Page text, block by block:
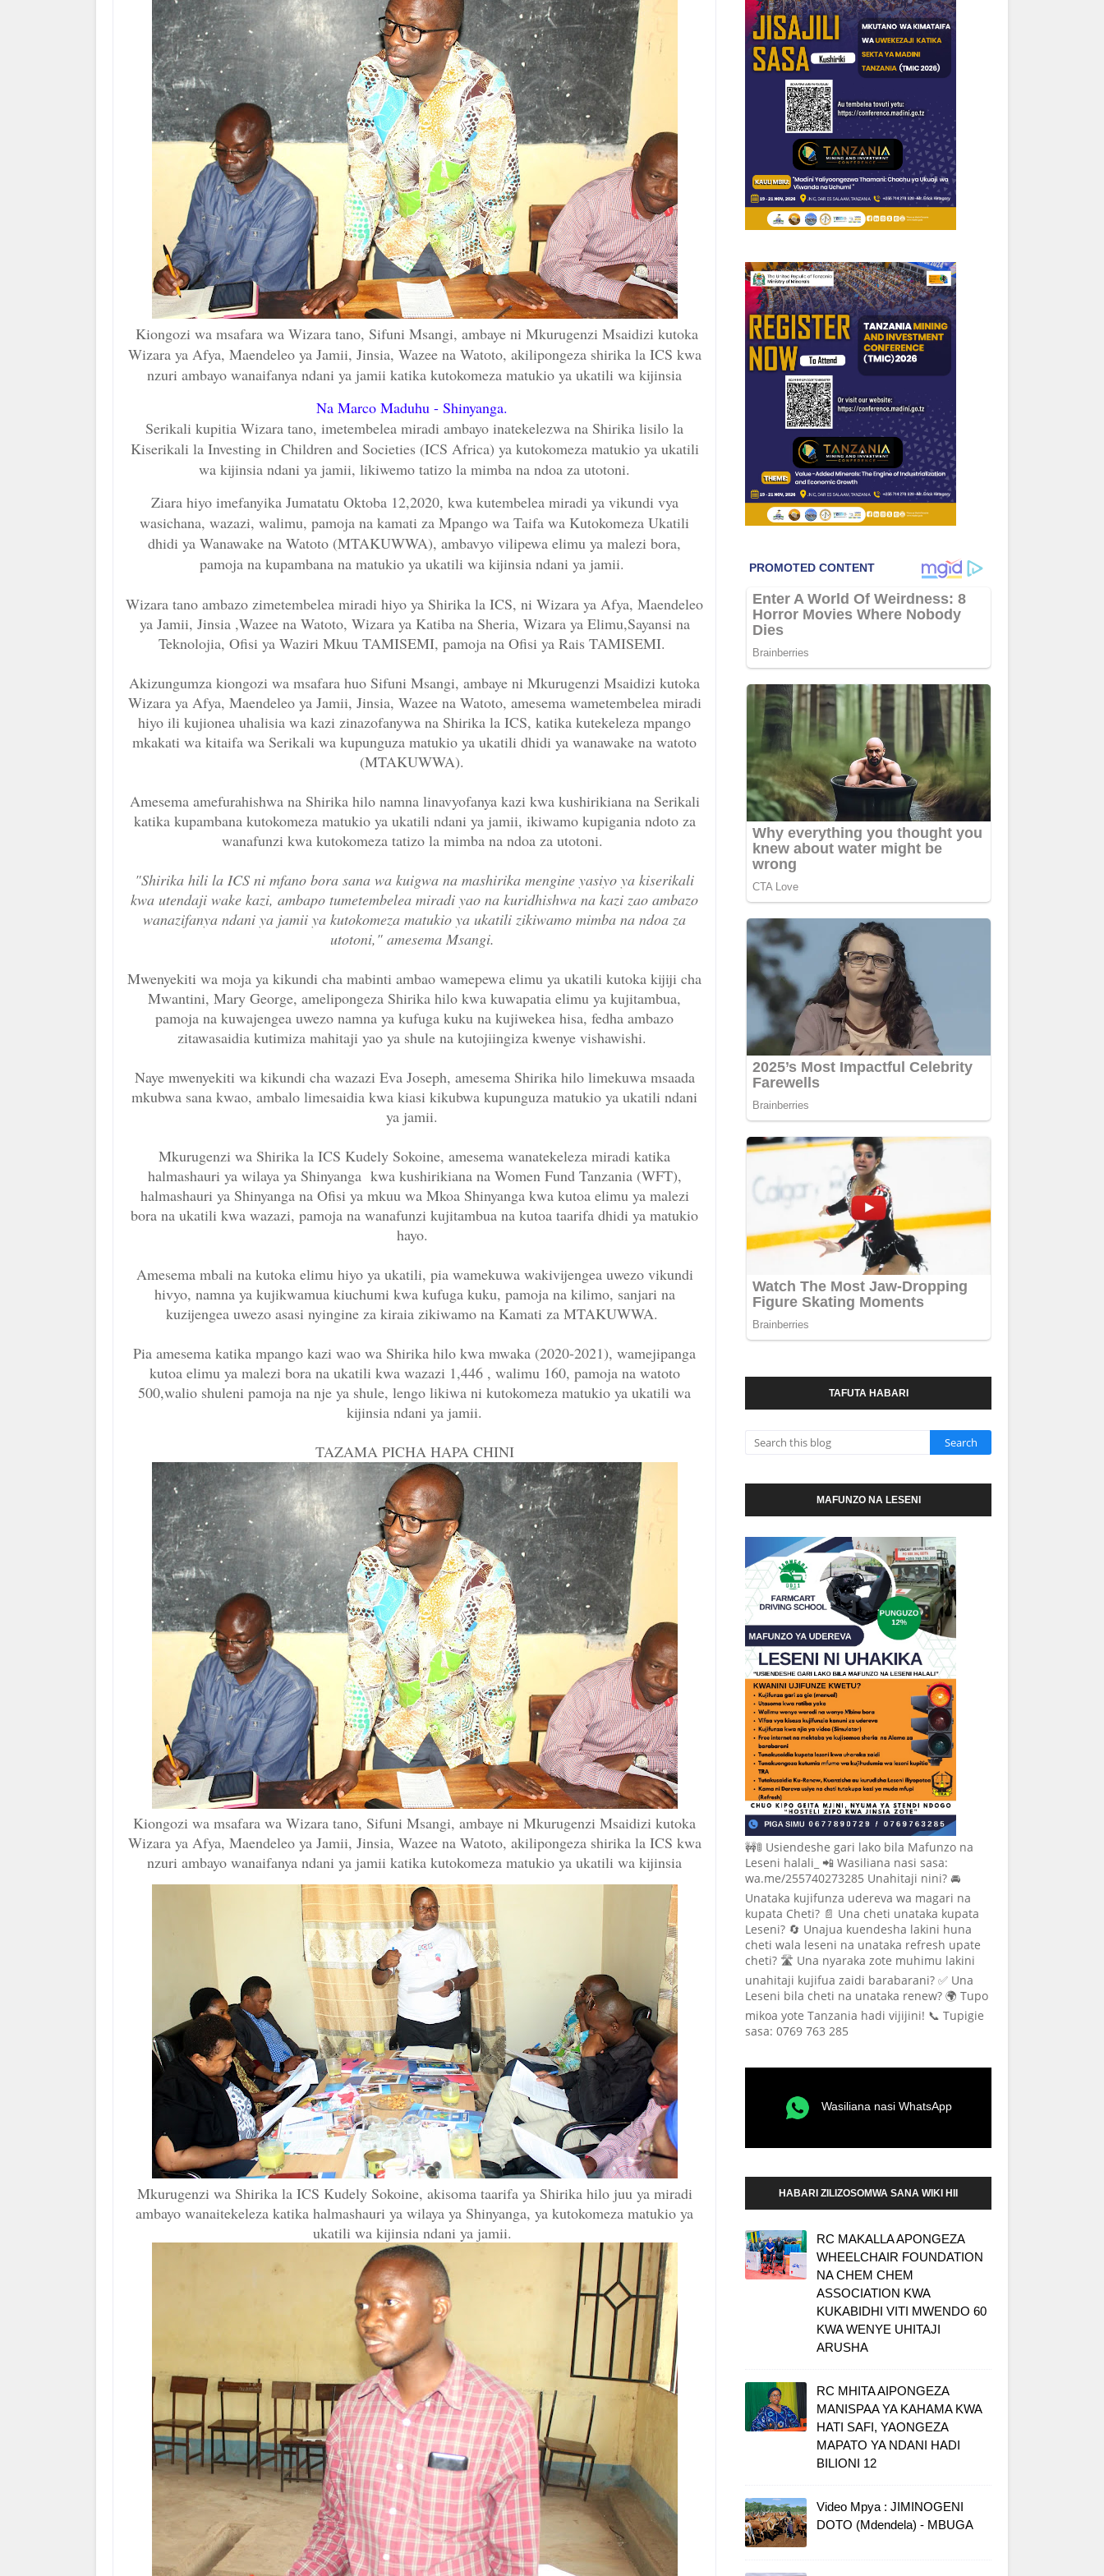
Kiongozi wa msafara wa Wizara tano, Sifuni Msangi, ambaye ni Mkurugenzi Msaidizi kutoka
Wizara ya Afya, Maendeleo ya Jamii, Jinsia, Wazee na Watoto, akilipongeza shirika la ICS kwa
nzuri ambayo wanaifanya ndani ya jamii katika kutokomeza matukio ya ukatili wa kijinsia
Na Marco Maduhu - Shinyanga.
Serikali kupitia Wizara tano, imetembelea miradi ambayo inatekelezwa na Shirika lisilo la
Kiserikali la Investing in Children and Societies (ICS Africa) ya kutokomeza matukio ya ukatili
wa kijinsia ndani ya jamii, likiwemo tatizo la mimba na ndoa za utotoni.
Ziara hiyo imefanyika Jumatatu Oktoba 12,2020, kwa kutembelea miradi ya vikundi vya
wasichana, wazazi, walimu, pamoja na kamati za Mpango wa Taifa wa Kutokomeza Ukatili
dhidi ya Wanawake na Watoto (MTAKUWWA), ambavyo vilipewa elimu ya malezi bora,
pamoja na kupambana na matukio ya ukatili wa kijinsia ndani ya jamii.
Wizara tano ambazo zimetembelea miradi hiyo ya Shirika la ICS, ni Wizara ya Afya, Maendeleo
ya Jamii, Jinsia ,Wazee na Watoto, Wizara ya Katiba na Sheria, Wizara ya Elimu,Sayansi na
Teknolojia, Ofisi ya Waziri Mkuu TAMISEMI, pamoja na Ofisi ya Rais TAMISEMI.
Akizungumza kiongozi wa msafara huo Sifuni Msangi, ambaye ni Mkurugenzi Msaidizi kutoka
Wizara ya Afya, Maendeleo ya Jamii, Jinsia, Wazee na Watoto, amesema wametembelea miradi
hiyo ili kujionea uhalisia wa kazi zinazofanywa na Shirika la ICS, katika kutekeleza mpango
mkakati wa kitaifa wa Serikali wa kupunguza matukio ya ukatili dhidi ya wanawake na watoto
(MTAKUWWA).
Amesema amefurahishwa na Shirika hilo namna linavyofanya kazi kwa kushirikiana na Serikali
katika kupambana kutokomeza matukio ya ukatili ndani ya jamii, ikiwamo kupigania ndoto za
wanafunzi kwa kutokomeza tatizo la mimba na ndoa za utotoni.
"Shirika hili la ICS ni mfano bora sana wa kuigwa na mashirika mengine yasiyo ya kiserikali
kwa utendaji wake kazi, ambapo tumetembelea miradi yao na kuridhishwa na kazi zao ambazo
wanazifanya ndani ya jamii ya kutokomeza matukio ya ukatili zikiwamo mimba na ndoa za
utotoni," amesema Msangi.
Mwenyekiti wa moja ya kikundi cha mabinti ambao wamepewa elimu ya ukatili kutoka kijiji cha
Mwantini, Mary George, amelipongeza Shirika hilo kwa kuwapatia elimu ya kujitambua,
pamoja na kuwajengea uwezo namna ya kufuga kuku na kujiwekea hisa, fedha ambazo
zitawasaidia kutimiza mahitaji yao ya shule na kutojiingiza kwenye vishawishi.
Naye mwenyekiti wa kikundi cha wazazi Eva Joseph, amesema Shirika hilo limekuwa msaada
mkubwa sana kwao, ambalo limesaidia kwa kiasi kikubwa kupunguza matukio ya ukatili ndani
ya jamii.
Mkurugenzi wa Shirika la ICS Kudely Sokoine, amesema wanatekeleza miradi katika
halmashauri ya wilaya ya Shinyanga kwa kushirikiana na Women Fund Tanzania (WFT),
halmashauri ya Shinyanga na Ofisi ya mkuu wa Mkoa Shinyanga kwa kutoa elimu ya malezi
bora na ukatili kwa wazazi, pamoja na wanafunzi kujitambua na kutoa taarifa dhidi ya matukio
hayo.
Amesema mbali na kutoka elimu hiyo ya ukatili, pia wamekuwa wakivijengea uwezo vikundi
hivyo, namna ya kujikwamua kiuchumi kwa kufuga kuku, pamoja na kilimo, sanjari na
kuzijengea uwezo asasi nyingine za kiraia zikiwamo na Kamati za MTAKUWWA.
Pia amesema katika mpango kazi wao wa Shirika hilo kwa mwaka (2020-2021), wamejipanga
kutoa elimu ya malezi bora na ukatili kwa wazazi 1,446 , walimu 160, pamoja na watoto
500,walio shuleni pamoja na nje ya shule, lengo likiwa ni kutokomeza matukio ya ukatili wa
kijinsia ndani ya jamii.
TAZAMA PICHA HAPA CHINI
Kiongozi wa msafara wa Wizara tano, Sifuni Msangi, ambaye ni Mkurugenzi Msaidizi kutoka
Wizara ya Afya, Maendeleo ya Jamii, Jinsia, Wazee na Watoto, akilipongeza shirika la ICS kwa
nzuri ambayo wanaifanya ndani ya jamii katika kutokomeza matukio ya ukatili wa kijinsia
Mkurugenzi wa Shirika la ICS Kudely Sokoine, akisoma taarifa ya Shirika hilo juu ya miradi
ambayo wanaitekeleza katika halmashauri ya wilaya ya Shinyanga, ya kutokomeza matukio ya
ukatili wa kijinsia ndani ya jamii.
TAFUTA HABARI
MAFUNZO NA LESENI
🚧🚦 Usiendeshe gari lako bila Mafunzo na
Leseni halali_ 📲 Wasiliana nasi sasa:
wa.me/255740273285 Unahitaji nini? 🚘
Unataka kujifunza udereva wa magari na
kupata Cheti? 📄 Una cheti unataka kupata
Leseni? 🔄 Unajua kuendesha lakini huna
cheti wala leseni na unataka refresh upate
cheti? 🛣️ Una nyaraka zote muhimu lakini
unahitaji kujifua zaidi barabarani? ✅ Una
Leseni bila cheti na unataka renew? 🌍 Tupo
mikoa yote Tanzania hadi vijijini! 📞 Tupigie
sasa: 0769 763 285
Wasiliana nasi WhatsApp
HABARI ZILIZOSOMWA SANA WIKI HII
RC MAKALLA APONGEZA
WHEELCHAIR FOUNDATION
NA CHEM CHEM
ASSOCIATION KWA
KUKABIDHI VITI MWENDO 60
KWA WENYE UHITAJI
ARUSHA
RC MHITA AIPONGEZA
MANISPAA YA KAHAMA KWA
HATI SAFI, YAONGEZA
MAPATO YA NDANI HADI
BILIONI 12
Video Mpya : JIMINOGENI
DOTO (Mdendela) - MBUGA